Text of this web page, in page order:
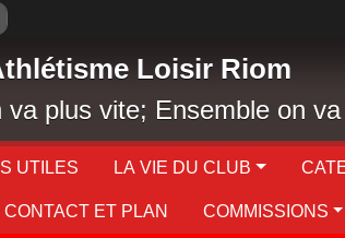
Loisir Riom
va plus vite; Ensemble on
UTILES LA VIE DU CLUB
CONTACT ET PLAN COMMISSIONS
cookies